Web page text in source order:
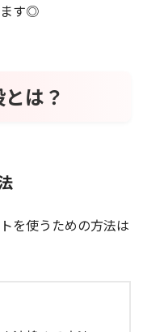
ます◎
は？
を使うための方法は